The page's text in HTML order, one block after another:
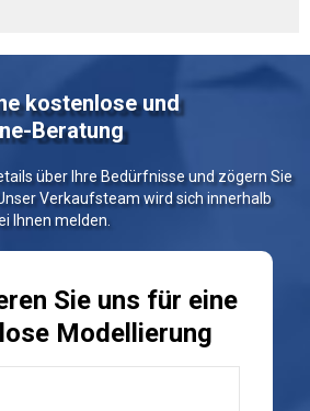
kostenlose und
Beratung
über Ihre Bedürfnisse und zögern Sie
Verkaufsteam wird sich innerhalb
Ihnen melden.
Sie uns für eine
Modellierung